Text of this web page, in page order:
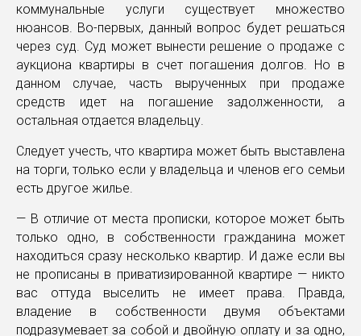
коммунальные услуги существует множество
нюансов. Во-первых, данный вопрос будет решаться
через суд. Суд может вынести решение о продаже с
аукциона квартиры в счет погашения долгов. Но в
данном случае, часть вырученных при продаже
средств идет на погашение задолженности, а
остальная отдается владельцу.
Следует учесть, что квартира может быть выставлена
на торги, только если у владельца и членов его семьи
есть другое жилье.
— В отличие от места прописки, которое может быть
только одно, в собственности гражданина может
находиться сразу несколько квартир. И даже если вы
не прописаны в приватизированной квартире — никто
вас оттуда выселить не имеет права. Правда,
владение в собственности двумя объектами
подразумевает за собой и двойную оплату и за одно,